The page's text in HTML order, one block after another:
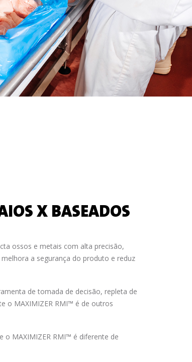
X BASEADOS
ossos e metais com alta precisão,
a segurança do produto e reduz
de tomada de decisão, repleta de
o MAXIMIZER RMI™ é de outros
o MAXIMIZER RMI™ é diferente de